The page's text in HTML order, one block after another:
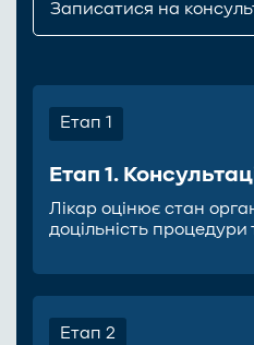
Записатися на
Етап 1
Етап 1.
Лікар оцінює стан організму, визначає
доцільність
Етап 2